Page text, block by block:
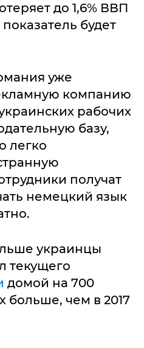
до 1,6% ВВП
будет
уже
компанию
рабочих
базу,
легко
получат
немецкий язык
украинцы
текущего
домой на 700
больше, чем в 2017